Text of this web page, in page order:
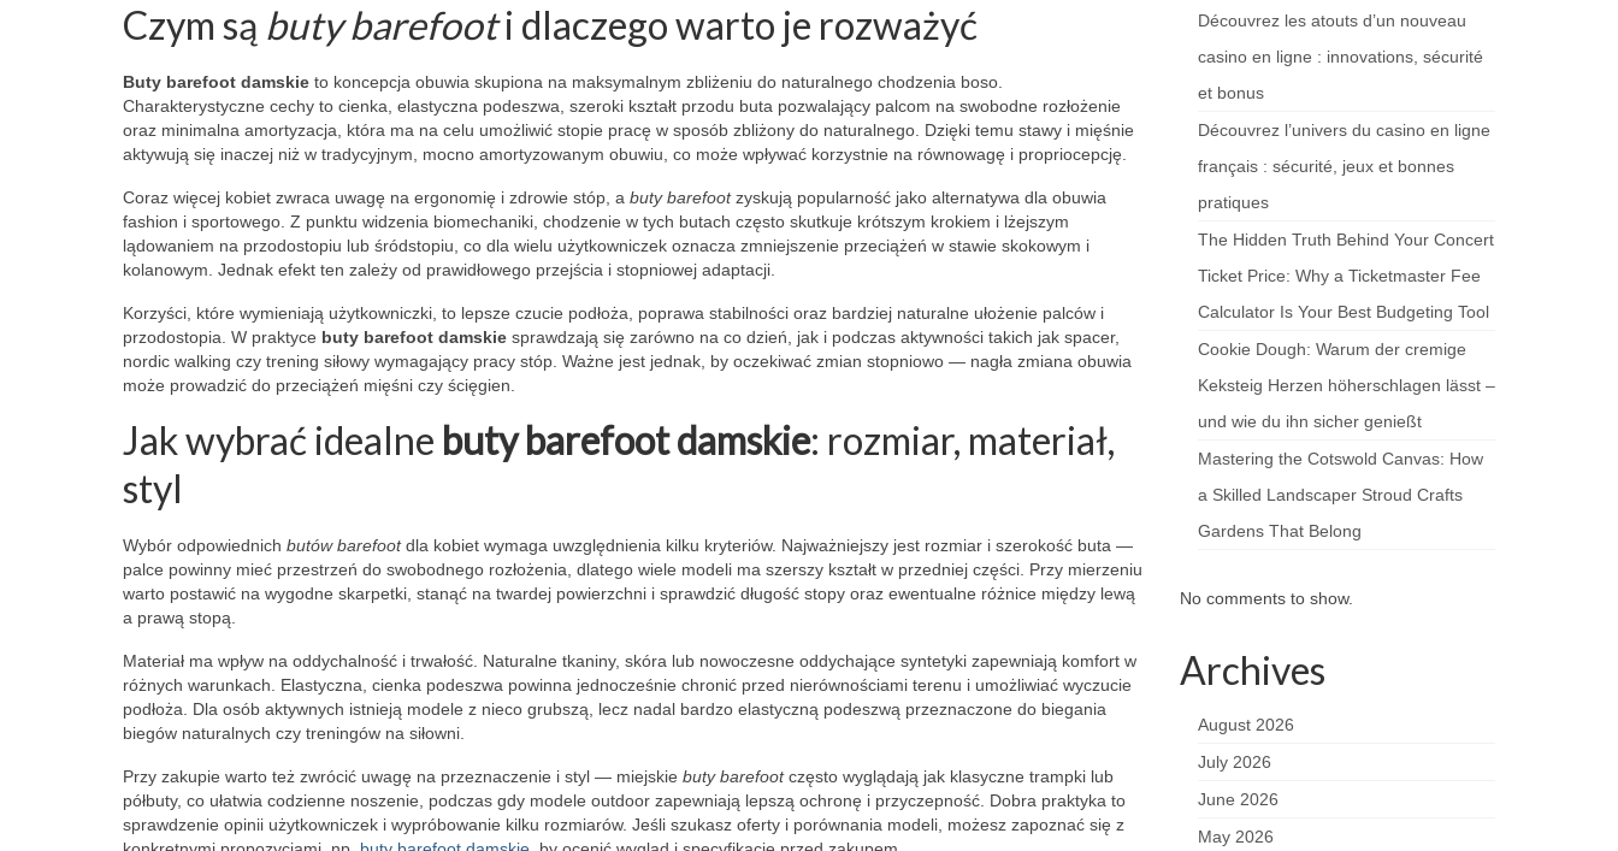
Czym są buty barefooti dlaczego warto je rozważyć
Buty barefoot damskie to koncepcja obuwia skupiona na maksymalnym zbliżeniu do naturalnego chodzenia boso.
Charakterystyczne cechy to cienka, elastyczna podeszwa, szeroki kształt przodu buta pozwalający palcom na swobodne rozłożenie
oraz minimalna amortyzacja, która ma na celu umożliwić stopie pracę w sposób zbliżony do naturalnego. Dzięki temu stawy i mięśnie
aktywują się inaczej niż w tradycyjnym, mocno amortyzowanym obuwiu, co może wpływać korzystnie na równowagę i propriocepcję.
Coraz więcej kobiet zwraca uwagę na ergonomię i zdrowie stóp, a buty barefootzyskują popularność jako alternatywa dla obuwia
fashion i sportowego. Z punktu widzenia biomechaniki, chodzenie w tych butach często skutkuje krótszym krokiem i lżejszym
lądowaniem na przodostopiu lub śródstopiu, co dla wielu użytkowniczek oznacza zmniejszenie przeciążeń w stawie skokowym i
kolanowym. Jednak efekt ten zależy od prawidłowego przejścia i stopniowej adaptacji.
Korzyści, które wymieniają użytkowniczki, to lepsze czucie podłoża, poprawa stabilności oraz bardziej naturalne ułożenie palców i
przodostopia. W praktyce buty barefoot damskie sprawdzają się zarówno na co dzień, jak i podczas aktywności takich jak spacer,
nordic walking czy trening siłowy wymagający pracy stóp. Ważne jest jednak, by oczekiwać zmian stopniowo — nagła zmiana obuwia
może prowadzić do przeciążeń mięśni czy ścięgien.
Jak wybrać idealne buty barefoot damskie: rozmiar, materiał,
styl
Wybór odpowiednich butów barefootdla kobiet wymaga uwzględnienia kilku kryteriów. Najważniejszy jest rozmiar i szerokość buta —
palce powinny mieć przestrzeń do swobodnego rozłożenia, dlatego wiele modeli ma szerszy kształt w przedniej części. Przy mierzeniu
warto postawić na wygodne skarpetki, stanąć na twardej powierzchni i sprawdzić długość stopy oraz ewentualne różnice między lewą
a prawą stopą.
Materiał ma wpływ na oddychalność i trwałość. Naturalne tkaniny, skóra lub nowoczesne oddychające syntetyki zapewniają komfort w
różnych warunkach. Elastyczna, cienka podeszwa powinna jednocześnie chronić przed nierównościami terenu i umożliwiać wyczucie
podłoża. Dla osób aktywnych istnieją modele z nieco grubszą, lecz nadal bardzo elastyczną podeszwą przeznaczone do biegania
biegów naturalnych czy treningów na siłowni.
Przy zakupie warto też zwrócić uwagę na przeznaczenie i styl — miejskie buty barefootczęsto wyglądają jak klasyczne trampki lub
półbuty, co ułatwia codzienne noszenie, podczas gdy modele outdoor zapewniają lepszą ochronę i przyczepność. Dobra praktyka to
sprawdzenie opinii użytkowniczek i wypróbowanie kilku rozmiarów. Jeśli szukasz oferty i porównania modeli, możesz zapoznać się z
Découvrez les atouts d’un nouveau
casino en ligne : innovations, sécurité
et bonus
Découvrez l’univers du casino en ligne
français : sécurité, jeux et bonnes
pratiques
The Hidden Truth Behind Your Concert
Ticket Price: Why a Ticketmaster Fee
Calculator Is Your Best Budgeting Tool
Cookie Dough: Warum der cremige
Keksteig Herzen höherschlagen lässt –
und wie du ihn sicher genießt
Mastering the Cotswold Canvas: How
a Skilled Landscaper Stroud Crafts
Gardens That Belong
No comments to show.
Archives
August 2026
July 2026
June 2026
May 2026